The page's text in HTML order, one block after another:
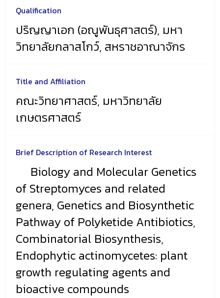
Qualification
ปริญญาเอก (อณูพันธุศาสตร์), มหา
วิทยาลัยกลาสโกว์, สหราชอาณาจักร
Title and Affiliation
คณะวิทยาศาสตร์, มหาวิทยาลัย
เกษตรศาสตร์
Brief Description of Research Interest
Biology and Molecular Genetics
of Streptomyces and related
genera, Genetics and Biosynthetic
Pathway of Polyketide Antibiotics,
Combinatorial Biosynthesis,
Endophytic actinomycetes: plant
growth regulating agents and
bioactive compounds